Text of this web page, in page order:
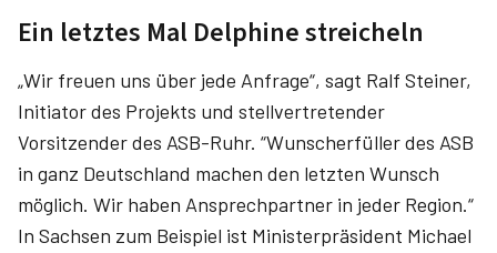
Ein letztes Mal Delphine streicheln
„Wir freuen uns über jede Anfrage“, sagt Ralf Steiner,
Initiator des Projekts und stellvertretender
Vorsitzender des ASB-Ruhr. “Wunscherfüller des ASB
in ganz Deutschland machen den letzten Wunsch
möglich. Wir haben Ansprechpartner in jeder Region.“
In Sachsen zum Beispiel ist Ministerpräsident Michael